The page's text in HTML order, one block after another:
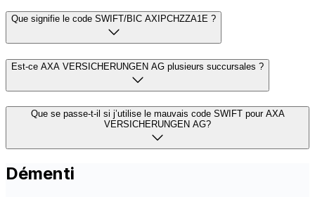
Que signifie le code SWIFT/BIC AXIPCHZZA1E ?
Est-ce AXA VERSICHERUNGEN AG plusieurs succursales ?
Que se passe-t-il si j’utilise le mauvais code SWIFT pour AXA
VERSICHERUNGEN AG?
Démenti